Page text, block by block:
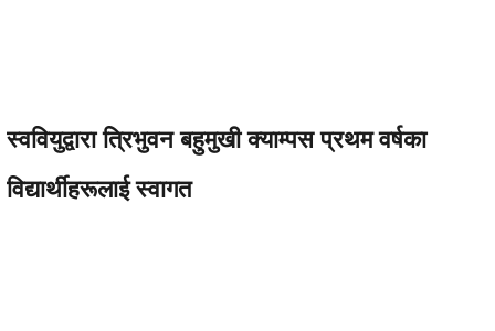
स्ववियुद्वारा त्रिभुवन बहुमुखी क्याम्पस प्रथम वर्षका
विद्यार्थीहरूलाई स्वागत